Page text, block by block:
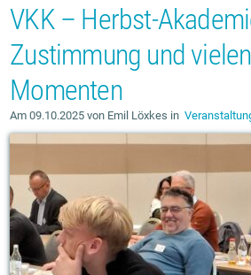
VKK – Herbst-
Zustimmung und
Momenten
Am 09.10.2025 von Emil Löxkes in